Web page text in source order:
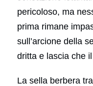
pericoloso, ma
prima rimane
sull’arcione della
dritta e lascia che
La sella berbera